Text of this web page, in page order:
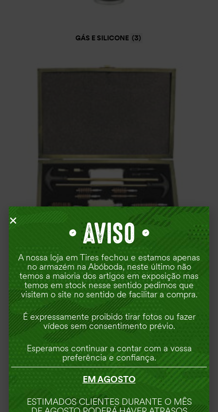
GÁS E SILICONE (3)
KITS DE LIMPEZA (21)
• AVISO •
A nossa loja em Tires fechou e estamos apenas
no armazém na Abóboda, neste último não
temos a maioria dos artigos em exposição mas
temos em stock nesse sentido pedimos que
visitem o site no sentido de facilitar a compra.
É expressamente proibido tirar fotos ou fazer
vídeos sem consentimento prévio.
Esperamos continuar a contar com a vossa
preferência e confiança.
EM AGOSTO
ESTIMADOS CLIENTES DURANTE O MÊS